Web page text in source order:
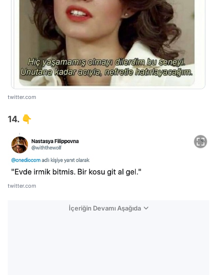
twitter.com
14. 👇
twitter.com
İçeriğin Devamı Aşağıda